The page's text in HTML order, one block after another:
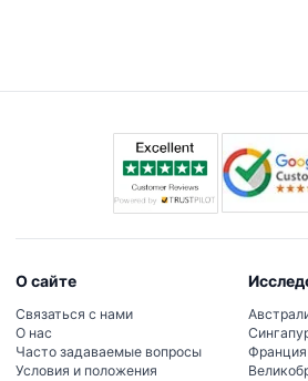
О сайте
Связаться с нами
О нас
Часто задаваемые вопросы
Условия и положения
Франция